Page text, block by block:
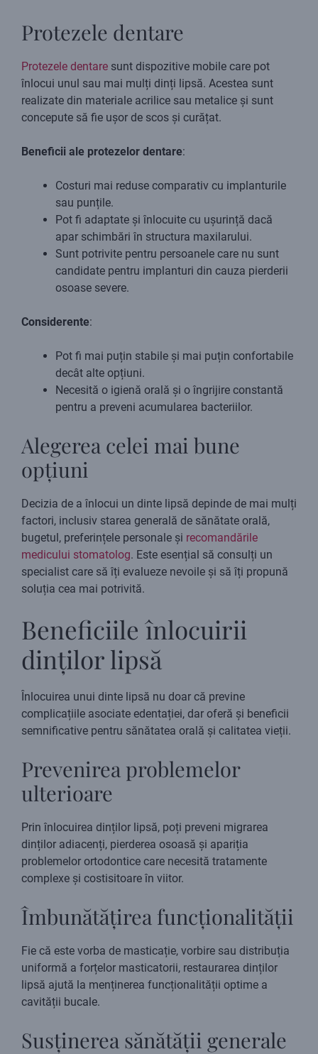
Protezele dentare
Protezele dentare sunt dispozitive mobile care pot
înlocui unul sau mai mulți dinți lipsă. Acestea sunt
realizate din materiale acrilice sau metalice și sunt
concepute să fie ușor de scos și curățat.
Beneficii ale protezelor dentare:
Costuri mai reduse comparativ cu implanturile
sau punțile.
Pot fi adaptate și înlocuite cu ușurință dacă
apar schimbări în structura maxilarului.
Sunt potrivite pentru persoanele care nu sunt
candidate pentru implanturi din cauza pierderii
osoase severe.
Considerente:
Pot fi mai puțin stabile și mai puțin confortabile
decât alte opțiuni.
Necesită o igienă orală și o îngrijire constantă
pentru a preveni acumularea bacteriilor.
Alegerea celei mai bune
opțiuni
Decizia de a înlocui un dinte lipsă depinde de mai mulți
factori, inclusiv starea generală de sănătate orală,
bugetul, preferințele personale și recomandările
medicului stomatolog. Este esențial să consulți un
specialist care să îți evalueze nevoile și să îți propună
soluția cea mai potrivită.
Beneficiile înlocuirii
dinților lipsă
Înlocuirea unui dinte lipsă nu doar că previne
complicațiile asociate edentației, dar oferă și beneficii
semnificative pentru sănătatea orală și calitatea vieții.
Prevenirea problemelor
ulterioare
Prin înlocuirea dinților lipsă, poți preveni migrarea
dinților adiacenți, pierderea osoasă și apariția
problemelor ortodontice care necesită tratamente
complexe și costisitoare în viitor.
Îmbunătățirea funcționalității
Fie că este vorba de masticație, vorbire sau distribuția
uniformă a forțelor masticatorii, restaurarea dinților
lipsă ajută la menținerea funcționalității optime a
cavității bucale.
Susținerea sănătății generale